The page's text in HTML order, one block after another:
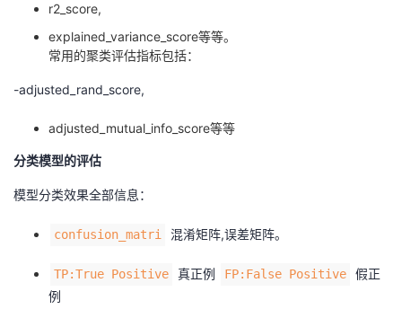
客
论
坛
的
圈
子
我
的
直
我
的
我
r2_score,
explained_variance_score等等。
常用的聚类评估指标包括：
-adjusted_rand_score,
adjusted_mutual_info_score等等
分类模型的评估
模型分类效果全部信息：
confusion_matri 混淆矩阵,误差矩阵。
TP:True Positive 真正例 FP:False Positive
假正
例